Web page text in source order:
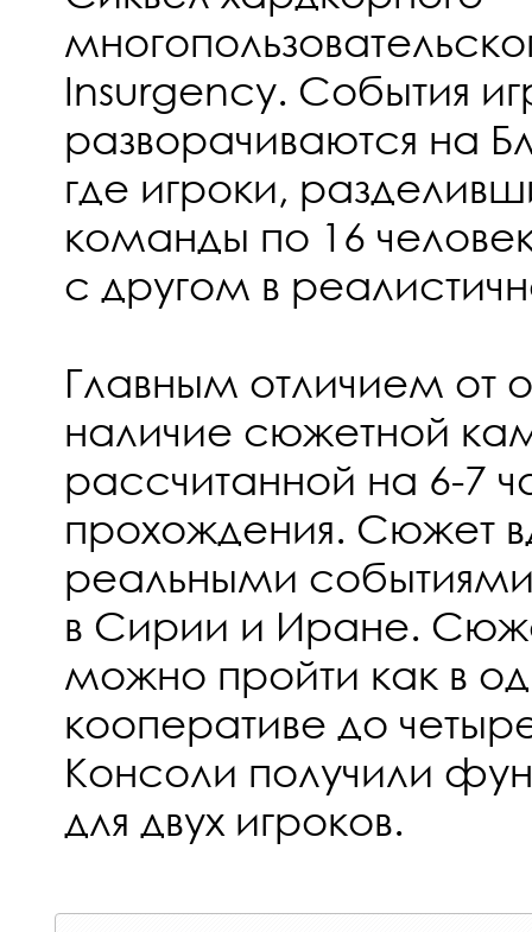
Insurgency. События
разворачиваются на
где игроки,
команды по 16
с другом в
Главным отличием от
наличие сюжетной
рассчитанной на 6-7
прохождения. Сюжет
реальными
в Сирии и Иране.
можно пройти как в
кооперативе до
Консоли получили
для двух игроков.